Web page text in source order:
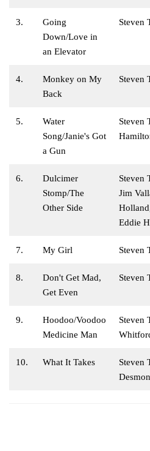
3.
Going
Down/Love in
an Elevator
Steven
4.
Monkey on My
Back
Steven
5.
Water
Song/Janie's Got
a Gun
Steven
6.
Dulcimer
Stomp/The
Other Side
Steven
Jim
Eddie
7. My Girl Steven
8.
Don't Get Mad,
Get Even
Steven
9.
Hoodoo/Voodoo
Medicine Man
Steven
10. What It Takes
Steven